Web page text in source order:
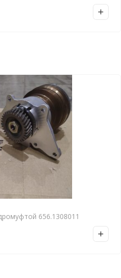
656.1308011